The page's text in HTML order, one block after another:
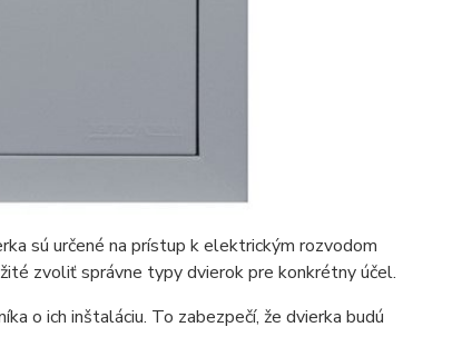
sú určené na prístup k elektrickým rozvodom
zvoliť správne typy dvierok pre konkrétny účel.
o ich inštaláciu. To zabezpečí, že dvierka budú